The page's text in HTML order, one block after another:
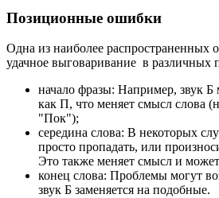
Позиционные ошибки
Одна из наиболее распространенных
удачное выговаривание в различных
начало фразы: Например, звук Б
как П, что меняет смысл слова
"Пок");
середина слова: В некоторых
просто пропадать, или
Это также меняет смысл и
конец слова: Проблемы могут
звук Б заменяется на подобные.